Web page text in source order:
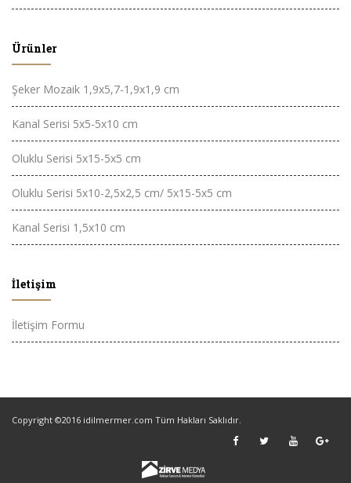
Ürünler
Şeker Mozaik 1,9x5,7-1,9x1,9 cm
Kanal Serisi 5x5-5x10 cm
Oluklu Serisi 5x15-5x5 cm
Oluklu Serisi 5x10-2,5x2,5 cm/ 5x15-5x5 cm
Kanal Serisi 1,5x10 cm
İletişim
İletişim Formu
Copyright ©2016 idilmermer.com Tüm Hakları Saklıdır.